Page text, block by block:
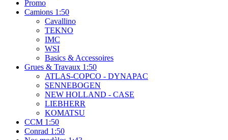
Promo
Camions 1:50
Cavallino
TEKNO
IMC
WSI
Basics & Accessoires
Grues & Travaux 1:50
ATLAS-COPCO - DYNAPAC
SENNEBOGEN
NEW HOLLAND - CASE
LIEBHERR
KOMATSU
CCM 1:50
Conrad 1:50